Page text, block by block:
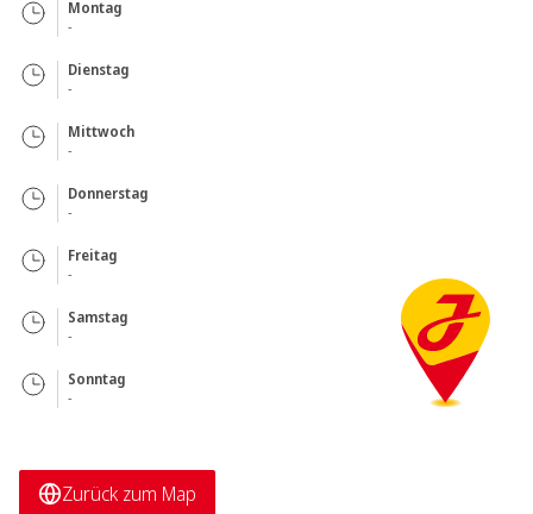
Montag
-
Dienstag
-
Mittwoch
-
Donnerstag
-
Freitag
-
Samstag
-
Sonntag
-
Zurück zum Map